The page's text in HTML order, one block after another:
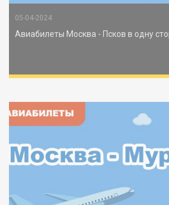
05-04-2024
Авиабилеты Москва - Псков в одну